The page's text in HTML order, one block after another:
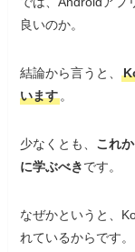
良いのか。
結論から言うと、
います 。
少なくとも、 これ
に学ぶべきです。
なぜかというと、
れているからです。